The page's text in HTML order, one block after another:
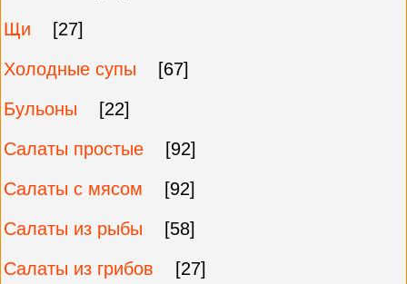
Щи
[27]
Холодные супы
[67]
Бульоны
[22]
Салаты простые
[92]
Салаты с мясом
[92]
Салаты из рыбы
[58]
Салаты из грибов
[27]